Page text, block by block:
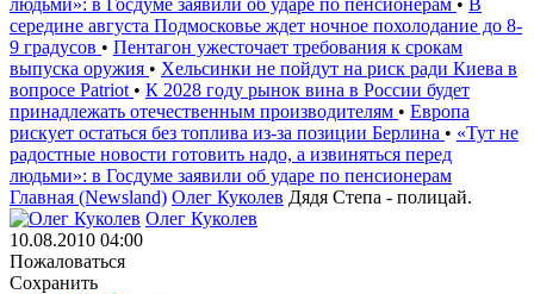
людьми»: в Госдуме заявили об ударе по пенсионерам • В
середине августа Подмосковье ждет ночное похолодание до 8-
9 градусов • Пентагон ужесточает требования к срокам
выпуска оружия • Хельсинки не пойдут на риск ради Киева в
вопросе Patriot • К 2028 году рынок вина в России будет
принадлежать отечественным производителям • Европа
рискует остаться без топлива из-за позиции Берлина • «Тут не
радостные новости готовить надо, а извиняться перед
людьми»: в Госдуме заявили об ударе по пенсионерам
Главная (Newsland) Олег Куколев Дядя Степа - полицай.
Олег Куколев
10.08.2010 04:00
Пожаловаться
Сохранить